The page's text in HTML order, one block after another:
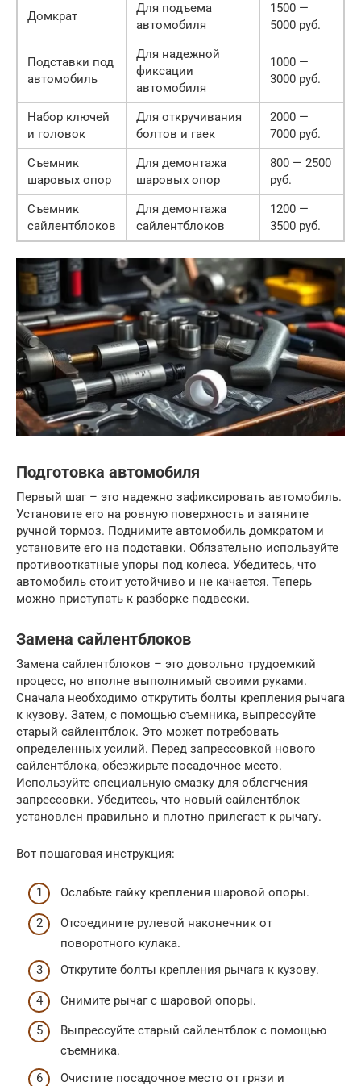
Домкрат
Для подъема
автомобиля
1500 —
5000 руб.
Подставки под
автомобиль
Для надежной
фиксации
автомобиля
1000 —
3000 руб.
Набор ключей
и головок
Для откручивания
болтов и гаек
2000 —
7000 руб.
Съемник
шаровых опор
Для демонтажа
шаровых опор
800 — 2500
руб.
Съемник
сайлентблоков
Для демонтажа
сайлентблоков
1200 —
3500 руб.
Подготовка автомобиля
Первый шаг – это надежно зафиксировать автомобиль.
Установите его на ровную поверхность и затяните
ручной тормоз. Поднимите автомобиль домкратом и
установите его на подставки. Обязательно используйте
противооткатные упоры под колеса. Убедитесь, что
автомобиль стоит устойчиво и не качается. Теперь
можно приступать к разборке подвески.
Замена сайлентблоков
Замена сайлентблоков – это довольно трудоемкий
процесс, но вполне выполнимый своими руками.
Сначала необходимо открутить болты крепления рычага
к кузову. Затем, с помощью съемника, выпрессуйте
старый сайлентблок. Это может потребовать
определенных усилий. Перед запрессовкой нового
сайлентблока, обезжирьте посадочное место.
Используйте специальную смазку для облегчения
запрессовки. Убедитесь, что новый сайлентблок
установлен правильно и плотно прилегает к рычагу.
Вот пошаговая инструкция:
Ослабьте гайку крепления шаровой опоры.
Отсоедините рулевой наконечник от
поворотного кулака.
Открутите болты крепления рычага к кузову.
Снимите рычаг с шаровой опоры.
Выпрессуйте старый сайлентблок с помощью
съемника.
Очистите посадочное место от грязи и